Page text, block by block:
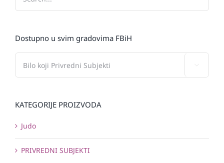
Dostupno u svim gradovima FBiH
KATEGORIJE PROIZVODA
Judo
PRIVREDNI SUBJEKTI